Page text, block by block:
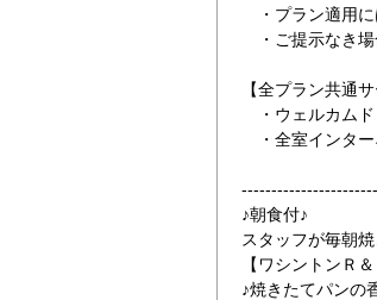
・プラン適用に
・ご提示なき場
【全プラン共通サ
・ウェルカムド
・全室インター
♪朝食付♪
スタッフが毎朝
【ワシントンＲ
♪焼きたてパンの